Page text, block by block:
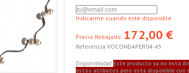
Indicarme cuando esté disponible
Precio Rebajado: 172,00 €
Referencia VOCONDAPER04-45
Disponibilidad Este producto ya no está
estos atributos pero está disponible con